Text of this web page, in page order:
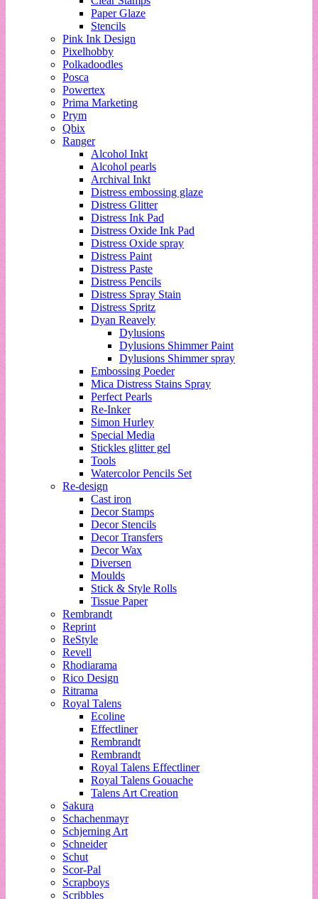
Paper Glaze
Stencils
Pink Ink Design
Pixelhobby
Polkadoodles
Posca
Powertex
Prima Marketing
Prym
Qbix
Ranger
Alcohol Inkt
Alcohol pearls
Archival Inkt
Distress embossing glaze
Distress Glitter
Distress Ink Pad
Distress Oxide Ink Pad
Distress Oxide spray
Distress Paint
Distress Paste
Distress Pencils
Distress Spray Stain
Distress Spritz
Dyan Reavely
Dylusions
Dylusions Shimmer Paint
Dylusions Shimmer spray
Embossing Poeder
Mica Distress Stains Spray
Perfect Pearls
Re-Inker
Simon Hurley
Special Media
Stickles glitter gel
Tools
Watercolor Pencils Set
Re-design
Cast iron
Decor Stamps
Decor Stencils
Decor Transfers
Decor Wax
Diversen
Moulds
Stick & Style Rolls
Tissue Paper
Rembrandt
Reprint
ReStyle
Revell
Rhodiarama
Rico Design
Ritrama
Royal Talens
Ecoline
Effectliner
Rembrandt
Rembrandt
Royal Talens Effectliner
Royal Talens Gouache
Talens Art Creation
Sakura
Schachenmayr
Schjerning Art
Schneider
Schut
Scor-Pal
Scrapboys
Scribbles